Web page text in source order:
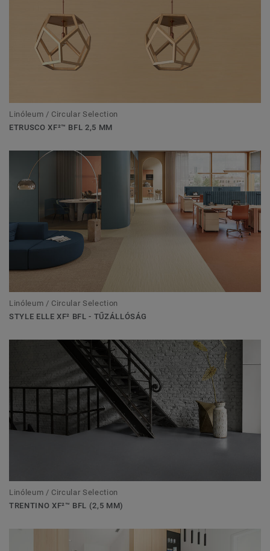
Linóleum / Circular Selection
ETRUSCO XF²™ BFL 2,5 MM
Linóleum / Circular Selection
STYLE ELLE XF² BFL - TŰZÁLLÓSÁG
Linóleum / Circular Selection
TRENTINO XF²™ BFL (2,5 MM)